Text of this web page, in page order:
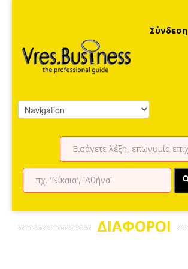
Σύνδεση
ΔΙΑΦΟΡΟΙ